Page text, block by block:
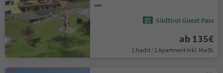
Südtirol Guest Pass
ab 135€
1 Nacht / 1 Apartment Inkl. MwSt.